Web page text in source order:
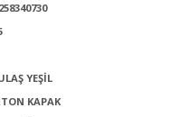
YEŞIL
KAPAK